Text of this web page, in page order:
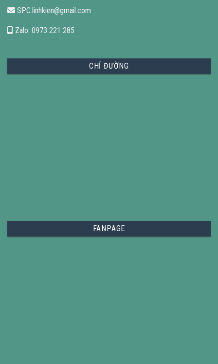
SPC.linhkien@gmail.com
Zalo: 0973 221 285
CHỈ ĐƯỜNG
FANPAGE